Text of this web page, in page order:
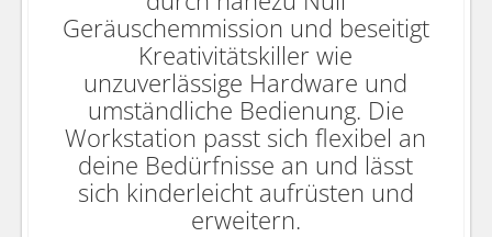
Geräuschemmission und beseitigt
Kreativitätskiller wie
unzuverlässige Hardware und
umständliche Bedienung. Die
Workstation passt sich flexibel an
deine Bedürfnisse an und lässt
sich kinderleicht aufrüsten und
erweitern.